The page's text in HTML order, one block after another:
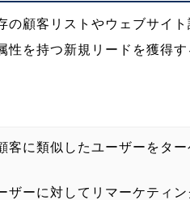
の顧客リストやウェブサイ
を持つ新規リードを獲得
客に類似したユーザーをタ
ーに対してリマーケティン